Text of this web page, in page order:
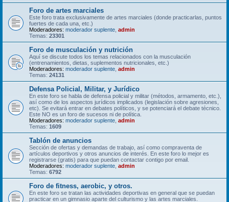
Foro de artes marciales
Este foro trata exclusivamente de artes marciales (donde practicarlas, puntos
fuertes de cada una, etc.)
Moderadores: moderador suplente admin
Temas: 23301
Foro de musculación y nutrición
Aquí se discute todos los temas relacionados con la musculación
(entrenamientos, dietas, suplementos nutricionales, etc.)
Moderadores: moderador suplente admin
Temas: 24131
Defensa Policial, Militar, y Jurídico
En este foro se habla de defensa policial y militar (métodos, armamento, etc.),
así como de los aspectos jurídicos implicados (legislación sobre agresiones,
etc). Se evitará entrar en debates políticos, y se potenciará el debate técnico.
Este NO es un foro de sucesos ni de política.
Moderadores: moderador suplente admin
Temas: 1609
Tablón de anuncios
Sección de ofertas y demandas de trabajo, así como compraventa de
artículos deportivos y otros anuncios de interés. En este foro lo mejor es
registrarse (gratis) para que puedan contactar contigo por email.
Moderadores: moderador suplente admin
Temas: 6792
Foro de fitness, aerobic, y otros.
En este foro se tratan las actividades deportivas en general que se puedan
practicar en un gimnasio aparte del culturismo y las artes marciales.